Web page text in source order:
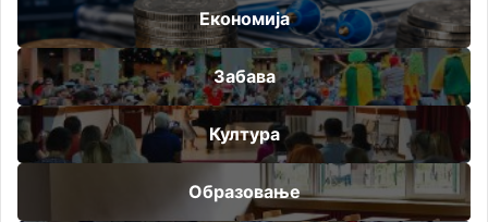
Економија
Забава
Култура
Образовање